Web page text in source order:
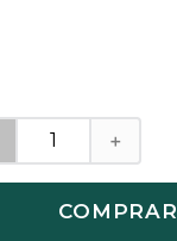
＋
COMPRAR